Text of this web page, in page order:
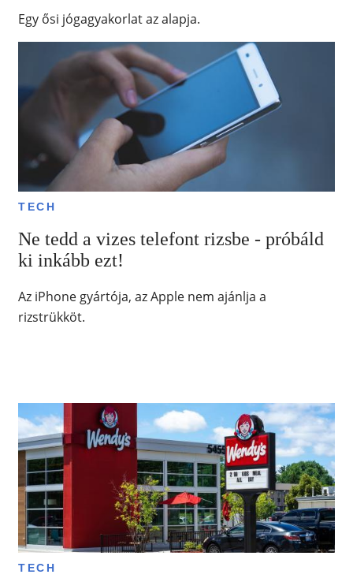
Egy ősi jógagyakorlat az alapja.
TECH
Ne tedd a vizes telefont rizsbe - próbáld
ki inkább ezt!
Az iPhone gyártója, az Apple nem ajánlja a
rizstrükköt.
TECH